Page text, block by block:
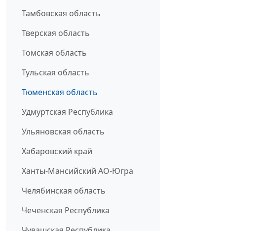
Тамбовская область
Тверская область
Томская область
Тульская область
Тюменская область
Удмуртская Республика
Ульяновская область
Хабаровский край
Ханты-Мансийский АО-Югра
Челябинская область
Чеченская Республика